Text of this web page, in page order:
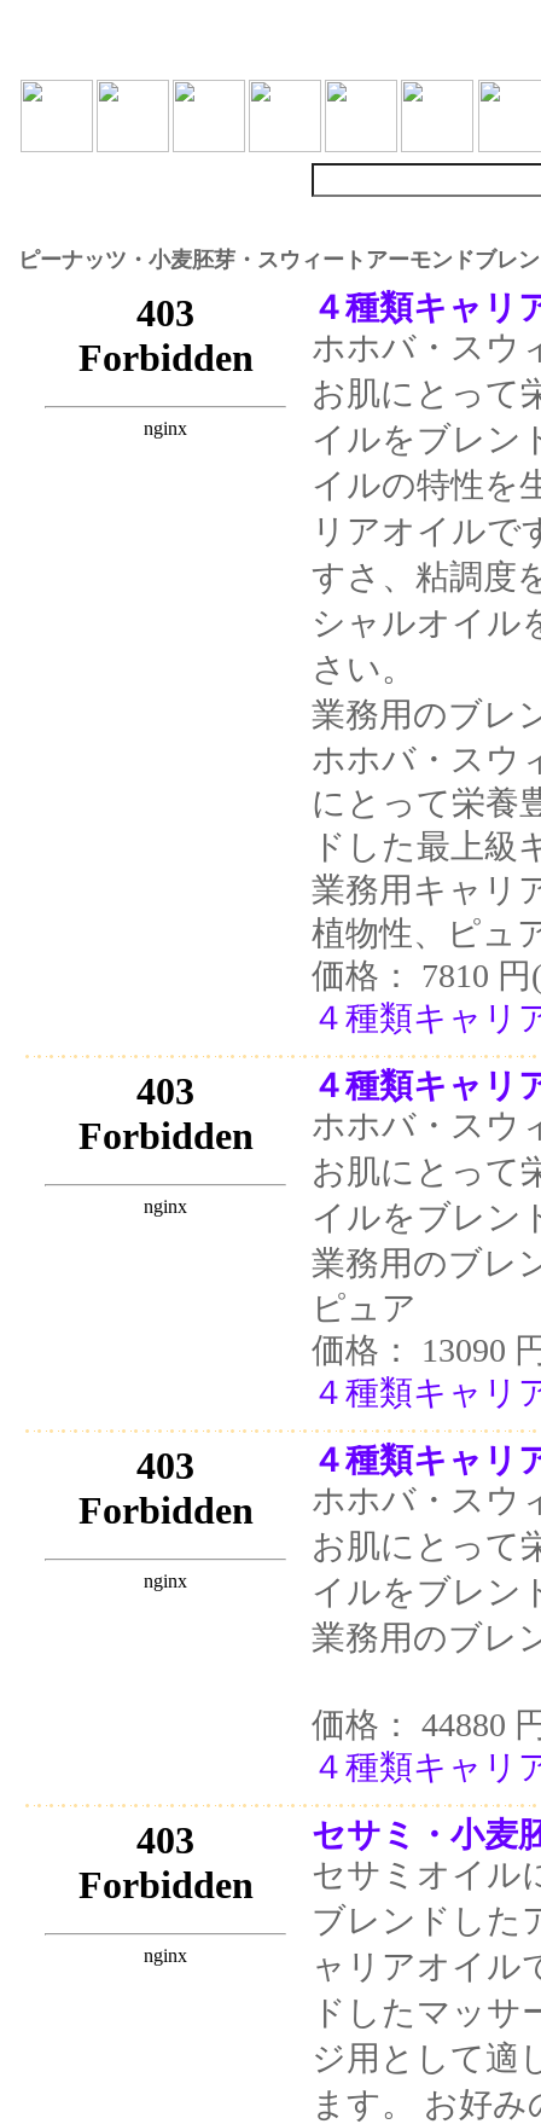
ピーナッツ・小麦胚芽・スウィートアーモンドブ
４種類キャリ
ホホバ・スウ
お肌にとって
イルをブレン
イルの特性を
リアオイルで
すさ、粘調度
シャルオイル
さい。
業務用のブレ
ホホバ・スウ
にとって栄養
ドした最上級
業務用キャリ
植物性、ピュ
価格： 7810
４種類キャリ
４種類キャリ
ホホバ・スウ
お肌にとって
イルをブレン
業務用のブレ
ピュア
価格： 13090
４種類キャリ
４種類キャリ
ホホバ・スウ
お肌にとって
イルをブレン
業務用のブレ
価格： 44880
４種類キャリ
セサミ・小麦
セサミオイル
ブレンドした
ャリアオイル
ドしたマッサ
ジ用として適
ます。 お好